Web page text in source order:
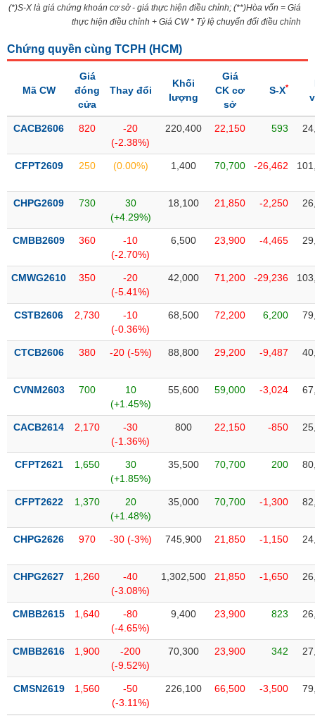
ETF
phiếu
tiết
quan
dịch
chính
tích
thuật
sơ
doanh
Tin
Tâm
thị
trường
(*)S-X là giá chứng khoán cơ sở - giá thực hiện điều chỉnh; (**)Hòa vốn = Giá
thực hiện điều chỉnh + Giá CW * Tỷ lệ chuyển đổi điều chỉnh
Chứng quyền cùng TCPH (HCM)
Mã CW
Giá
đóng
cửa
Thay đổi
Khối
lượng
Giá
CK cơ
sở
S-X*
CACB2606 820
-20
(-2.38%)
220,400 22,150 593
CFPT2609 250 (0.00%) 1,400 70,700 -26,462
CHPG2609 730
30
(+4.29%)
18,100 21,850 -2,250
CMBB2609 360
-10
(-2.70%)
6,500 23,900 -4,465
CMWG2610 350
-20
(-5.41%)
42,000 71,200 -29,236
CSTB2606 2,730
-10
(-0.36%)
68,500 72,200 6,200
CTCB2606 380 -20 (-5%) 88,800 29,200 -9,487
CVNM2603 700
10
(+1.45%)
55,600 59,000 -3,024
CACB2614 2,170
-30
(-1.36%)
800 22,150 -850
CFPT2621 1,650
30
(+1.85%)
35,500 70,700 200
CFPT2622 1,370
20
(+1.48%)
35,000 70,700 -1,300
CHPG2626 970 -30 (-3%) 745,900 21,850 -1,150
CHPG2627 1,260
-40
(-3.08%)
1,302,500 21,850 -1,650
CMBB2615 1,640
-80
(-4.65%)
9,400 23,900 823
CMBB2616 1,900
-200
(-9.52%)
70,300 23,900 342
CMSN2619 1,560
-50
(-3.11%)
226,100 66,500 -3,500
LIỆU
TIN
Ngành
(-)
SECTOR
NĂNG
VẬT
CÔNG
DÙNG
THIẾT
YẾU
TIÊU
THIẾT
YẾU